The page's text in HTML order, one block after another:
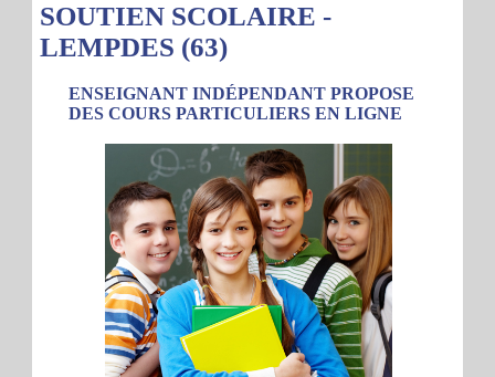
SOUTIEN SCOLAIRE -
LEMPDES (63)
ENSEIGNANT INDÉPENDANT PROPOSE
DES COURS PARTICULIERS EN LIGNE